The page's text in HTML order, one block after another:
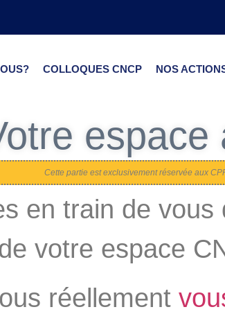
COLLOQUES CNCP NOS
espace
Cette partie est exclusivement réservée aux
en train de vous
votre espace
réellement